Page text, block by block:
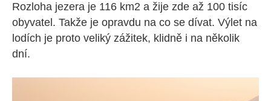
Rozloha jezera je 116 km2 a žije zde až 100 tisíc
obyvatel. Takže je opravdu na co se dívat. Výlet na
lodích je proto veliký zážitek, klidně i na několik
dní.